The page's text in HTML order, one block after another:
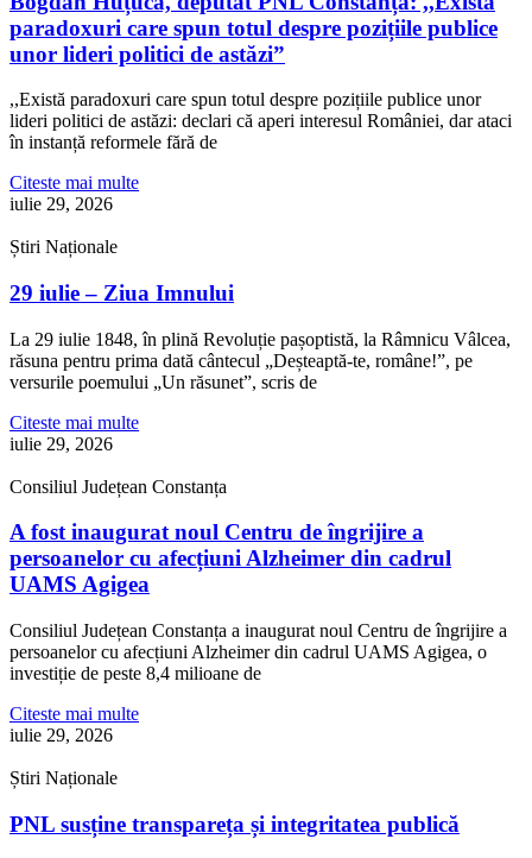
paradoxuri care spun totul despre pozițiile publice
unor lideri politici de astăzi”
,,Există paradoxuri care spun totul despre pozițiile publice unor
lideri politici de astăzi: declari că aperi interesul României, dar ataci
în instanță reformele fără de
Citeste mai multe
iulie 29, 2026
Știri Naționale
29 iulie – Ziua Imnului
La 29 iulie 1848, în plină Revoluție pașoptistă, la Râmnicu Vâlcea,
răsuna pentru prima dată cântecul „Deșteaptă-te, române!”, pe
versurile poemului „Un răsunet”, scris de
Citeste mai multe
iulie 29, 2026
Consiliul Județean Constanța
A fost inaugurat noul Centru de îngrijire a
persoanelor cu afecțiuni Alzheimer din cadrul
UAMS Agigea
Consiliul Județean Constanța a inaugurat noul Centru de îngrijire a
persoanelor cu afecțiuni Alzheimer din cadrul UAMS Agigea, o
investiție de peste 8,4 milioane de
Citeste mai multe
iulie 29, 2026
Știri Naționale
PNL susține transpareța și integritatea publică